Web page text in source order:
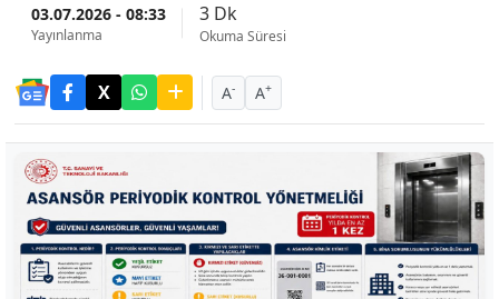
03.07.2026 - 08:33
Yayınlanma
3 Dk
Okuma Süresi
A- A+